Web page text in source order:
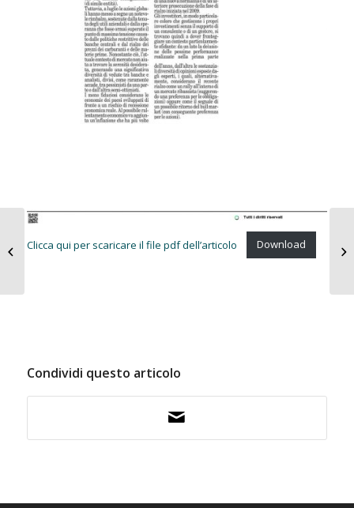
Clicca qui per scaricare il file pdf dell’articolo Download
Condividi questo articolo
Il cibo del futuro